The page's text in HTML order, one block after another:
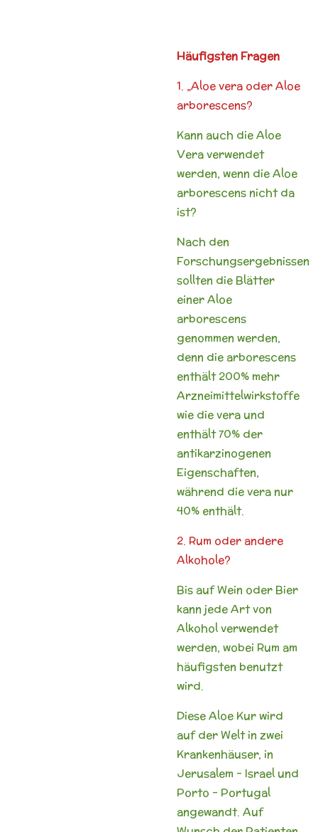
Häufigsten Fragen
1. „Aloe vera oder Aloe
arborescens?
Kann auch die Aloe
Vera verwendet
werden, wenn die Aloe
arborescens nicht da
ist?
Nach den
Forschungsergebnissen
sollten die Blätter
einer Aloe
arborescens
genommen werden,
denn die arborescens
enthält 200% mehr
Arzneimittelwirkstoffe
wie die vera und
enthält 70% der
antikarzinogenen
Eigenschaften,
während die vera nur
40% enthält.
2. Rum oder andere
Alkohole?
Bis auf Wein oder Bier
kann jede Art von
Alkohol verwendet
werden, wobei Rum am
häufigsten benutzt
wird.
Diese Aloe Kur wird
auf der Welt in zwei
Krankenhäuser, in
Jerusalem – Israel und
Porto – Portugal
angewandt. Auf